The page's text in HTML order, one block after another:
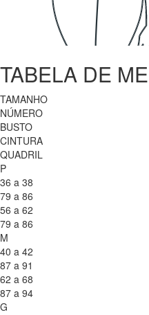
TABELA DE
TAMANHO
NÚMERO
BUSTO
CINTURA
QUADRIL
P
36 a 38
79 a 86
56 a 62
79 a 86
M
40 a 42
87 a 91
62 a 68
87 a 94
G